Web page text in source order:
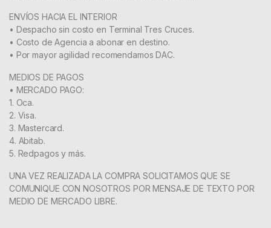
ENVÍOS HACIA EL INTERIOR
• Despacho sin costo en Terminal Tres Cruces.
• Costo de Agencia a abonar en destino.
• Por mayor agilidad recomendamos DAC.
MEDIOS DE PAGOS
• MERCADO PAGO:
1. Oca.
2. Visa.
3. Mastercard.
4. Abitab.
5. Redpagos y más.
UNA VEZ REALIZADA LA COMPRA SOLICITAMOS QUE SE
COMUNIQUE CON NOSOTROS POR MENSAJE DE TEXTO POR
MEDIO DE MERCADO LIBRE.